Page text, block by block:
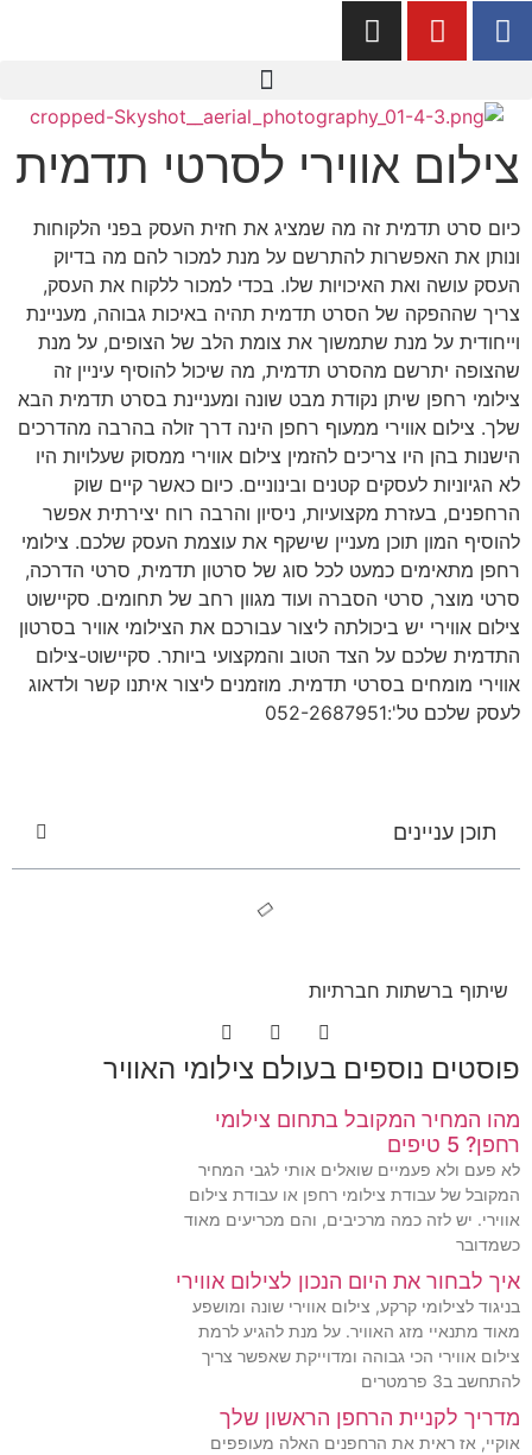
צילום אווירי לסרטי תדמית
כיום סרט תדמית זה מה שמציג את חזית העסק בפני הלקוחות
ונותן את האפשרות להתרשם על מנת למכור להם מה בדיוק
העסק עושה ואת האיכויות שלו. בכדי למכור ללקוח את העסק,
צריך שההפקה של הסרט תדמית תהיה באיכות גבוהה, מעניינת
וייחודית על מנת שתמשוך את צומת הלב של הצופים, על מנת
שהצופה יתרשם מהסרט תדמית, מה שיכול להוסיף עיניין זה
צילומי רחפן שיתן נקודת מבט שונה ומעניינת בסרט תדמית הבא
שלך. צילום אווירי ממעוף רחפן הינה דרך זולה בהרבה מהדרכים
הישנות בהן היו צריכים להזמין צילום אווירי ממסוק שעלויות היו
לא הגיוניות לעסקים קטנים ובינוניים. כיום כאשר קיים שוק
הרחפנים, בעזרת מקצועיות, ניסיון והרבה רוח יצירתית אפשר
להוסיף המון תוכן מעניין שישקף את עוצמת העסק שלכם. צילומי
רחפן מתאימים כמעט לכל סוג של סרטון תדמית, סרטי הדרכה,
סרטי מוצר, סרטי הסברה ועוד מגוון רחב של תחומים. סקיישוט
צילום אווירי יש ביכולתה ליצור עבורכם את הצילומי אוויר בסרטון
התדמית שלכם על הצד הטוב והמקצועי ביותר. סקיישוט-צילום
אווירי מומחים בסרטי תדמית. מוזמנים ליצור איתנו קשר ולדאוג
לעסק שלכם טל':052-2687951
תוכן עניינים
שיתוף ברשתות חברתיות
פוסטים נוספים בעולם צילומי האוויר
מהו המחיר המקובל בתחום צילומי
רחפן? 5 טיפים
לא פעם ולא פעמיים שואלים אותי לגבי המחיר
המקובל של עבודת צילומי רחפן או עבודת צילום
אווירי. יש לזה כמה מרכיבים, והם מכריעים מאוד
כשמדובר
איך לבחור את היום הנכון לצילום אווירי
בניגוד לצילומי קרקע, צילום אווירי שונה ומושפע
מאוד מתנאיי מזג האוויר. על מנת להגיע לרמת
צילום אווירי הכי גבוהה ומדוייקת שאפשר צריך
להתחשב ב3 פרמטרים
מדריך לקניית הרחפן הראשון שלך
אוקיי, אז ראית את הרחפנים האלה מעופפים